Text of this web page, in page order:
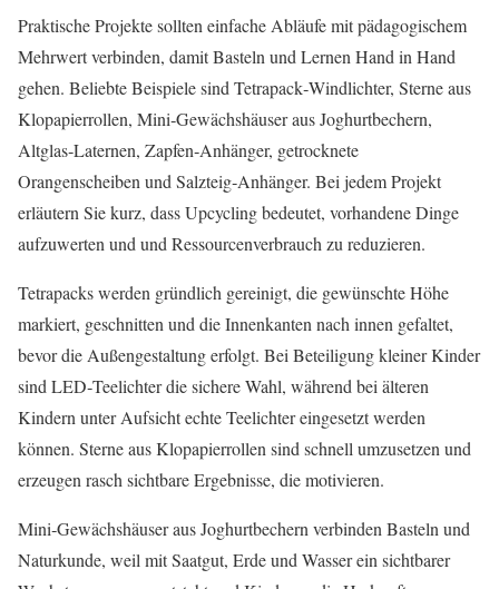
Praktische Projekte sollten einfache Abläufe mit pädagogischem
Mehrwert verbinden, damit Basteln und Lernen Hand in Hand
gehen. Beliebte Beispiele sind Tetrapack‑Windlichter, Sterne aus
Klopapierrollen, Mini‑Gewächshäuser aus Joghurtbechern,
Altglas‑Laternen, Zapfen‑Anhänger, getrocknete
Orangenscheiben und Salzteig‑Anhänger. Bei jedem Projekt
erläutern Sie kurz, dass Upcycling bedeutet, vorhandene Dinge
aufzuwerten und und Ressourcenverbrauch zu reduzieren.
Tetrapacks werden gründlich gereinigt, die gewünschte Höhe
markiert, geschnitten und die Innenkanten nach innen gefaltet,
bevor die Außengestaltung erfolgt. Bei Beteiligung kleiner Kinder
sind LED‑Teelichter die sichere Wahl, während bei älteren
Kindern unter Aufsicht echte Teelichter eingesetzt werden
können. Sterne aus Klopapierrollen sind schnell umzusetzen und
erzeugen rasch sichtbare Ergebnisse, die motivieren.
Mini‑Gewächshäuser aus Joghurtbechern verbinden Basteln und
Naturkunde, weil mit Saatgut, Erde und Wasser ein sichtbarer